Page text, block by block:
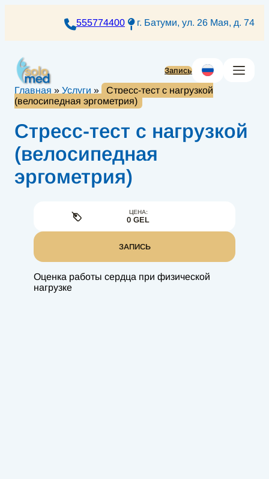
555774400 г. Батуми, ул. 26 Мая, д. 74
Запись
Главная » Услуги »
Стресс-тест с нагрузкой
(велосипедная эргометрия)
Стресс-тест с нагрузкой
(велосипедная
эргометрия)
Оценка работы сердца при физической
нагрузке
ЦЕНА:
0 GEL
ЗАПИСЬ